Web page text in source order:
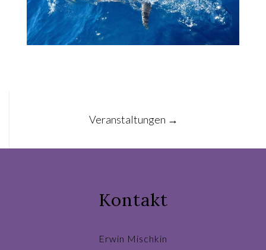
navigation
Veranstaltungen →
Kontakt
Erwin Mischkin